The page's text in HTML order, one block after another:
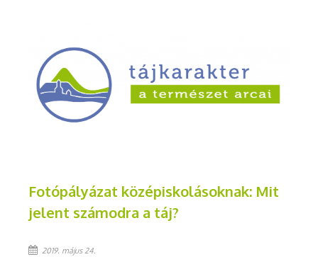
Fotópályázat középiskolásoknak: Mit
jelent számodra a táj?
2019. május 24.